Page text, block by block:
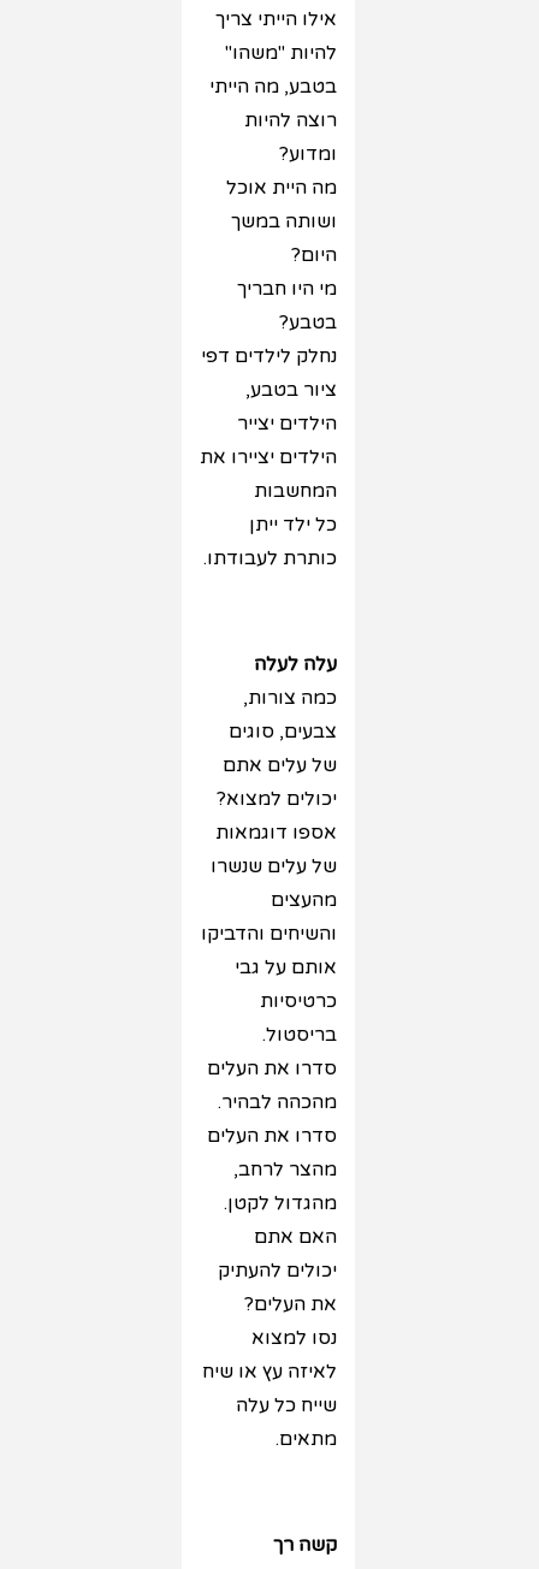
אילו הייתי צריך
להיות "משהו"
בטבע, מה הייתי
רוצה להיות
ומדוע?
מה היית אוכל
ושותה במשך
היום?
מי היו חבריך
בטבע?
נחלק לילדים דפי
ציור בטבע,
הילדים יצייר
הילדים יציירו את
המחשבות
כל ילד ייתן
כותרת לעבודתו.
עלה לעלה
כמה צורות,
צבעים, סוגים
של עלים אתם
יכולים למצוא?
אספו דוגמאות
של עלים שנשרו
מהעצים
והשיחים והדביקו
אותם על גבי
כרטיסיות
בריסטול.
סדרו את העלים
מהכהה לבהיר.
סדרו את העלים
מהצר לרחב,
מהגדול לקטן.
האם אתם
יכולים להעתיק
את העלים?
נסו למצוא
לאיזה עץ או שיח
שייח כל עלה
מתאים.
קשה רך